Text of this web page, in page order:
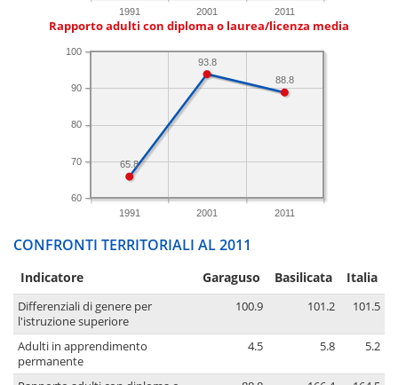
1991 2001 2011
Rapporto adulti con diploma o laurea/licenza media
1991 2001 2011
60
70
80
90
100
88.8
93.8
65.8
CONFRONTI TERRITORIALI AL 2011
Indicatore Garaguso Basilicata Italia
Differenziali di genere per
l'istruzione superiore
100.9 101.2 101.5
Adulti in apprendimento
permanente
4.5 5.8 5.2